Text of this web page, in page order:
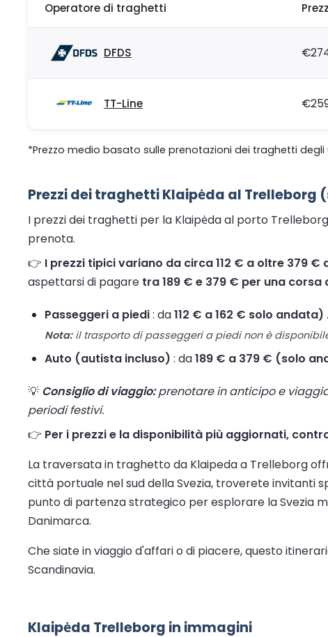
Operatore di traghetti
DFDS
TT-Line
*Prezzo medio basato sulle prenotazioni dei traghetti
Prezzi dei traghetti Klaipėda al Trelleborg
I prezzi dei traghetti per la Klaipėda al porto
prenota.
👉 I prezzi tipici variano da circa 112 € a oltre 379
aspettarsi di pagare tra 189 € e 379 € per una corsa
Passeggeri a piedi: da112 € a 162 € solo andata) .
Nota:il trasporto di passeggeri a piedi non è
Auto (autista incluso) : da189 € a 379 € (solo
💡 Consiglio di viaggio:prenotare in anticipo e
periodi festivi.
👉 Per i prezzi e la disponibilità più aggiornati,
La traversata in traghetto da Klaipeda a Trelleborg
città portuale nel sud della Svezia, troverete invitanti
punto di partenza strategico per esplorare la Svezia
Danimarca.
Che siate in viaggio d'affari o di piacere, questo
Scandinavia.
Klaipėda Trelleborg in immagini